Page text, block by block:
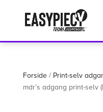
Det er ikke længere muligt at
system ved login med samme
Forside/ Print-selv
mdr’s adgang print-selv